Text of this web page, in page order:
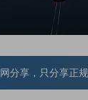
分享，只分享正